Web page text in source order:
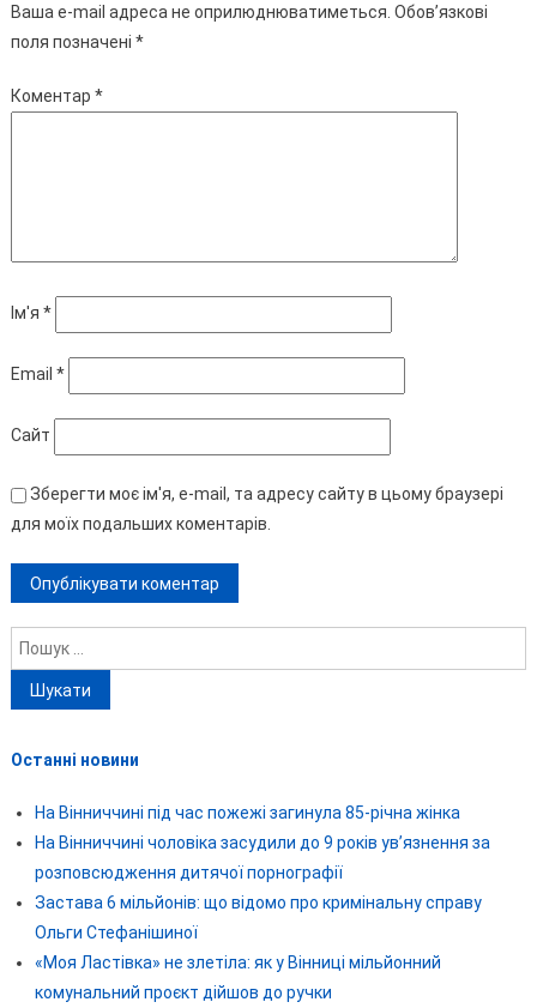
Ваша e-mail адреса не оприлюднюватиметься. Обов’язкові
поля позначені *
Коментар *
Ім'я *
Email *
Сайт
Зберегти моє ім'я, e-mail, та адресу сайту в цьому браузері
для моїх подальших коментарів.
Пошук:
Останні новини
На Вінниччині під час пожежі загинула 85-річна жінка
На Вінниччині чоловіка засудили до 9 років ув’язнення за
розповсюдження дитячої порнографії
Застава 6 мільйонів: що відомо про кримінальну справу
Ольги Стефанішиної
«Моя Ластівка» не злетіла: як у Вінниці мільйонний
комунальний проєкт дійшов до ручки